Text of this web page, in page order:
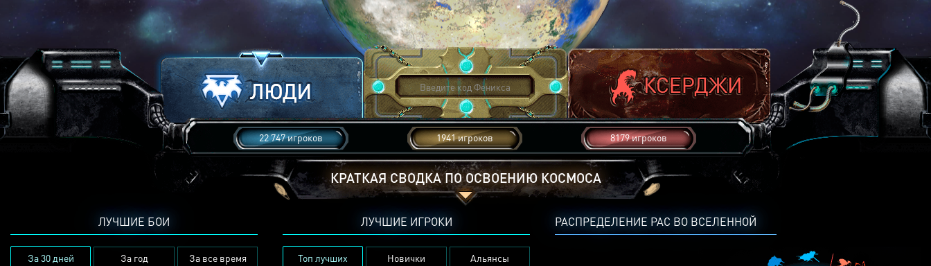
22 747 игроков 1941 игроков 8179 игроков
КРАТКАЯ СВОДКА ПО ОСВОЕНИЮ КОСМОСА
РАСПРЕДЕЛЕНИЕ РАС ВО ВСЕЛЕННОЙ
ЛУЧШИЕ БОИ
За 30 дней За год За все время
ЛУЧШИЕ ИГРОКИ
Топ лучших Новички Альянсы